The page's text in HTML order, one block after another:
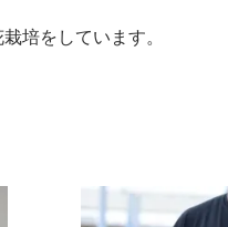
培をしています。